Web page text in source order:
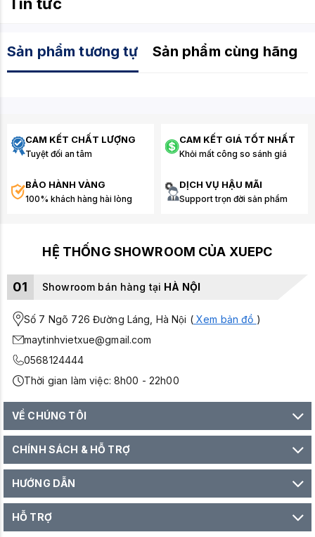
Sản phẩm tương tự Sản phẩm cùng hãng
CAM KẾT CHẤT LƯỢNG
Tuyệt đối an tâm
CAM KẾT GIÁ TỐT NHẤT
Khỏi mất công so sánh giá
BẢO HÀNH VÀNG
100% khách hàng hài lòng
DỊCH VỤ HẬU MÃI
Support trọn đời sản phẩm
HỆ THỐNG SHOWROOM CỦA XUEPC
01 Showroom bán hàng tại HÀ NỘI
Số 7 Ngõ 726 Đường Láng, Hà Nội (Xem bản đồ )
maytinhvietxue@gmail.com
0568124444
Thời gian làm việc: 8h00 - 22h00
VỀ CHÚNG TÔI
CHÍNH SÁCH & HỖ TRỢ
HƯỚNG DẪN
HỖ TRỢ